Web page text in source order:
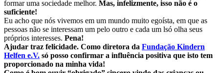
formar uma sociedade melhor. Mas, infelizmente, isso não é o
suficiente!
Eu acho que nós vivemos em um mundo muito egoísta, em que as
pessoas não se interessam um pelo outro e cada um lsó olha seus
próprios interesses. Pena!
Ajudar traz felicidade. Como diretora da Fundação Kindern
Helfen e.V. só posso confirmar a influência positiva que isto tem
proporcionado na minha vida!